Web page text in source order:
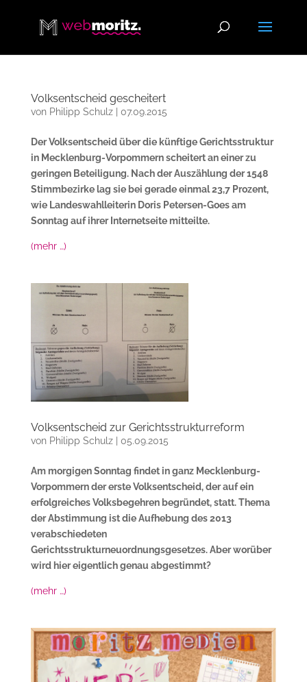
Volksentscheid gescheitert
von Philipp Schulz| 07.09.2015
Der Volksentscheid über die künftige Gerichtsstruktur
in Mecklenburg-Vorpommern scheitert an einer zu
geringen Beteiligung. Nach der Auszählung der 1548
Stimmbezirke lag sie bei gerade einmal 23,7 Prozent,
wie Landeswahlleiterin Doris Petersen-Goes am
Sonntag auf ihrer Internetseite mitteilte.
(mehr …)
Volksentscheid zur Gerichtsstrukturreform
von Philipp Schulz| 05.09.2015
Am morgigen Sonntag findet in ganz Mecklenburg-
Vorpommern der erste Volksentscheid, der auf ein
erfolgreiches Volksbegehren begründet, statt. Thema
der Abstimmung ist die Aufhebung des 2013
verabschiedeten
Gerichtsstrukturneuordnungsgesetzes. Aber worüber
wird hier eigentlich genau abgestimmt?
(mehr …)